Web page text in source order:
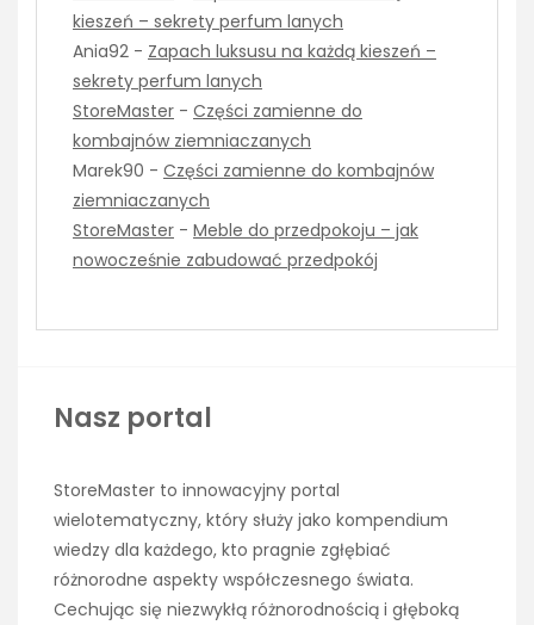
kieszeń – sekrety perfum lanych
Ania92 - Zapach luksusu na każdą kieszeń –
sekrety perfum lanych
StoreMaster - Części zamienne do
kombajnów ziemniaczanych
Marek90 - Części zamienne do kombajnów
ziemniaczanych
StoreMaster - Meble do przedpokoju – jak
nowocześnie zabudować przedpokój
Nasz portal
StoreMaster to innowacyjny portal
wielotematyczny, który służy jako kompendium
wiedzy dla każdego, kto pragnie zgłębiać
różnorodne aspekty współczesnego świata.
Cechując się niezwykłą różnorodnością i głęboką